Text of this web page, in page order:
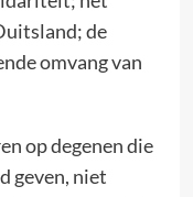
de
omvang van
op degenen die
geven, niet